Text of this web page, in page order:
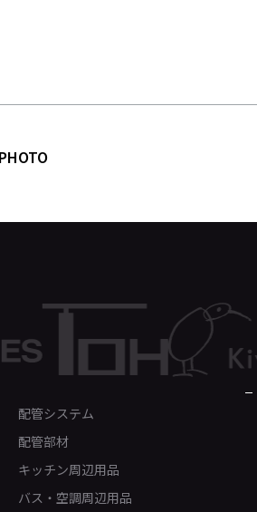
配管システム
配管部材
キッチン周辺用品
バス・空調周辺用品